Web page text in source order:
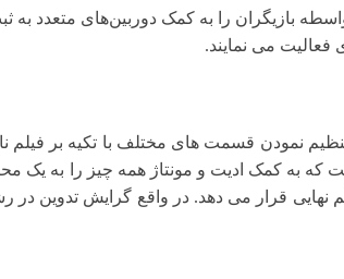
بازیگران را به کمک دوربین‌های متعدد به
فعالیت می‌ نمایند.
نمودن قسمت های مختلف با تکیه بر فیلم‌
که به کمک ادیت و مونتاژ همه چیز را به یک
نهایی قرار می دهد. در واقع گرایش تدوین در